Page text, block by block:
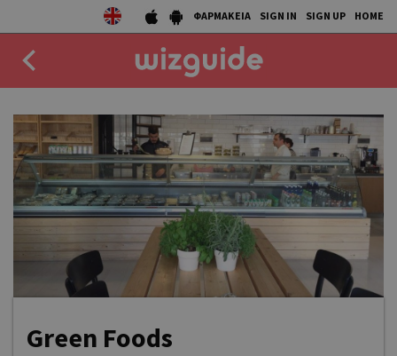
ΦΑΡΜΑΚΕΙΑ SIGN IN SIGN UP HOME
DRINK
50 BEST
AGENDA
COLLECTIONS
Green Foods